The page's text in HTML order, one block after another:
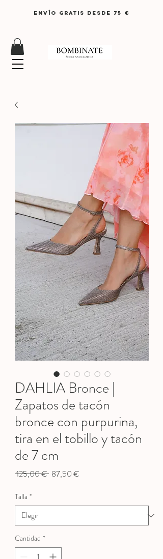
ENVÍO GRATIS DESDE 75 €
DAHLIA Bronce |
Zapatos de tacón
bronce con purpurina,
tira en el tobillo y tacón
de 7 cm
125,00 € Precio
87,50 €
Talla *
Cantidad *